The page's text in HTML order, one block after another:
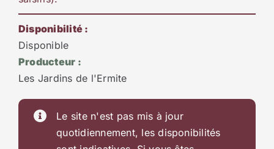
Disponibilité :
Disponible
Producteur :
Les Jardins de l'Ermite
Le site n'est pas mis à jour
quotidiennement, les disponibilités